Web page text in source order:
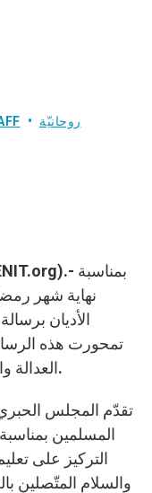
روحانيّة
نهاية شهر
تمحورت هذه
العدالة والسلام ليحترموا حقوق الآخر وكرامته.
تقدّم المجلس الحبري
المسلمين
التركيز على
والسلام المتّصلين